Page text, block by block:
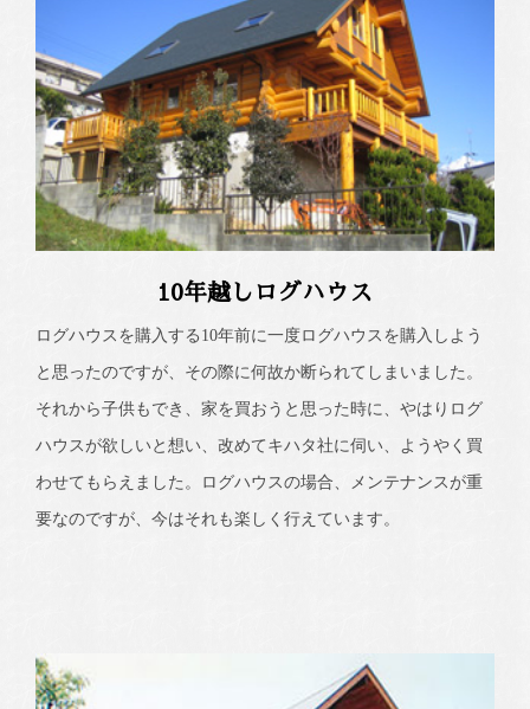
10年越しログハウス
ログハウスを購入する10年前に一度ログハウスを購入しよう
と思ったのですが、その際に何故か断られてしまいました。
それから子供もでき、家を買おうと思った時に、やはりログ
ハウスが欲しいと想い、改めてキハタ社に伺い、ようやく買
わせてもらえました。ログハウスの場合、メンテナンスが重
要なのですが、今はそれも楽しく行えています。